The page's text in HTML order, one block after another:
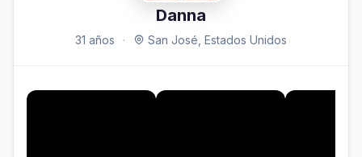
Danna
31 años · San José, Estados Unidos